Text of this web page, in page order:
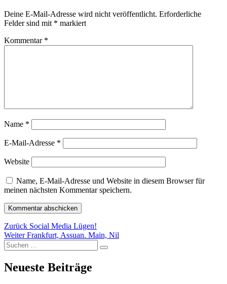
Deine E-Mail-Adresse wird nicht veröffentlicht. Erforderliche
Felder sind mit * markiert
Kommentar *
Name *
E-Mail-Adresse *
Website
Name, E-Mail-Adresse und Website in diesem Browser für
meinen nächsten Kommentar speichern.
Beitragsnavigation
Zurück Vorheriger
Beitrag:
Social Media Lügen!
Weiter Nächster
Beitrag:
Frankfurt, Assuan. Main, Nil
Suchen
nach:
Suchen
Neueste Beiträge